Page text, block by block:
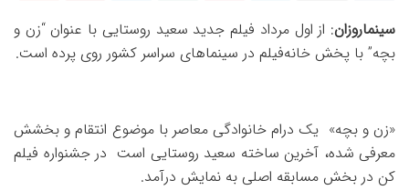
سینماروزان: از اول مرداد فیلم جدید سعید روستایی با عنوان “زن و
بچه” با پخش خانه‌فیلم در سینماهای سراسر کشور روی پرده است.
«زن و بچه» یک درام خانوادگی معاصر با موضوع انتقام و بخشش
معرفی شده، آخرین ساخته سعید روستایی است در جشنواره فیلم
کن در بخش مسابقه اصلی به نمایش درآمد.